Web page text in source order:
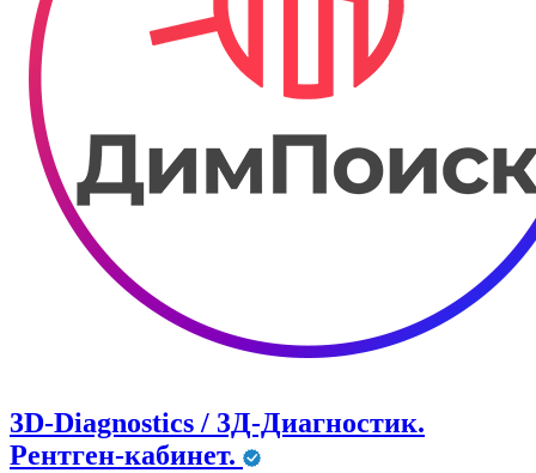
3D-Diagnostics / 3Д-Диагностик.
Рентген-кабинет.